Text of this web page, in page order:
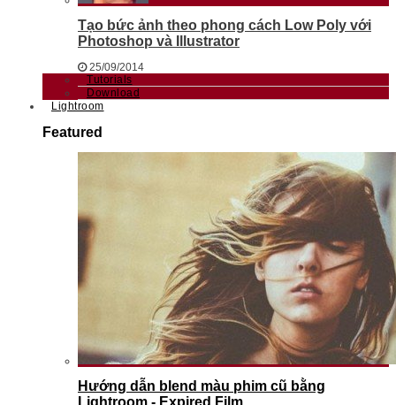
Tạo bức ảnh theo phong cách Low Poly với
Photoshop và Illustrator
25/09/2014
Tutorials
Download
Lightroom
Featured
Hướng dẫn blend màu phim cũ bằng